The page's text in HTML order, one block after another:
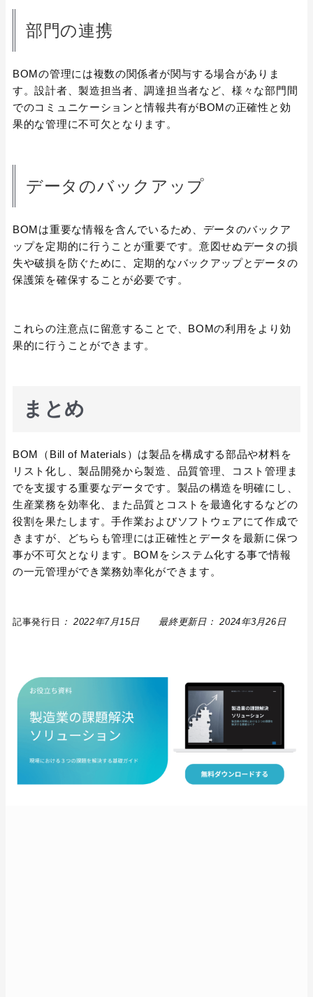
部門の連携
BOMの管理には複数の関係者が関与する場合がありま
す。設計者、製造担当者、調達担当者など、様々な部門間
でのコミュニケーションと情報共有がBOMの正確性と効
果的な管理に不可欠となります。
データのバックアップ
BOMは重要な情報を含んでいるため、データのバックア
ップを定期的に行うことが重要です。意図せぬデータの損
失や破損を防ぐために、定期的なバックアップとデータの
保護策を確保することが必要です。
これらの注意点に留意することで、BOMの利用をより効
果的に行うことができます。
まとめ
BOM（Bill of Materials）は製品を構成する部品や材料を
リスト化し、製品開発から製造、品質管理、コスト管理ま
でを支援する重要なデータです。製品の構造を明確にし、
生産業務を効率化、また品質とコストを最適化するなどの
役割を果たします。手作業およびソフトウェアにて作成で
きますが、どちらも管理には正確性とデータを最新に保つ
事が不可欠となります。BOMをシステム化する事で情報
の一元管理ができ業務効率化ができます。
記事発行日 ： 2022年7月15日 最終更新日： 2024年3月26日